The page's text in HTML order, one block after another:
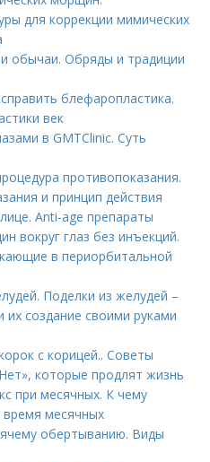
для коррекции мимических
обычаи. Обряды и традиции
блефаропластика.
век
в GMTClinic. Суть
противопоказания.
и принцип действия
Anti-age препараты
вокруг глаз без инъекций.
в периорбитальной
Поделки из желудей –
их создание своими руками
с корицей.. Советы
которые продлят жизнь
при месячных. К чему
месячных
обертыванию. Виды